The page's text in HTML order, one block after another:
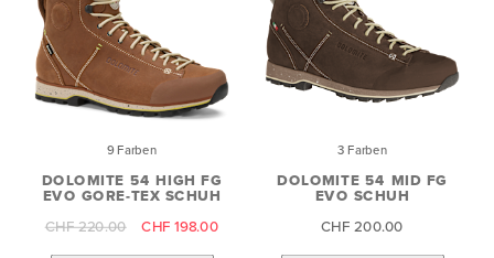
9 Farben
DOLOMITE 54 HIGH FG
EVO GORE-TEX SCHUH
CHF 220.00
CHF 198.00
3 Farben
DOLOMITE 54 MID FG
EVO SCHUH
CHF 200.00